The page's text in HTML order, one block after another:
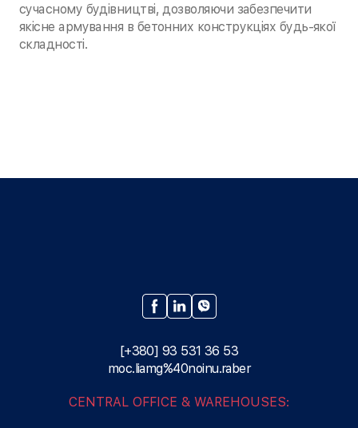
сучасному будівництві, дозволяючи забезпечити
якісне армування в бетонних конструкціях будь-якої
складності.
[+380] 93 531 36 53
moc.liamg%40noinu.raber
CENTRAL OFFICE & WAREHOUSES: